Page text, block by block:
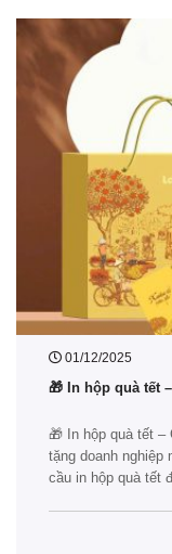
01/12/2025
🎁 In hộp quà tết
🎁 In hộp quà tết –
tặng doanh nghiệp
cầu in hộp quà tết